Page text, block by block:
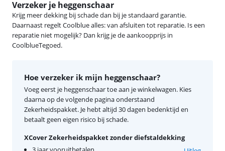
Verzeker je heggenschaar
Krijg meer dekking bij schade dan bij je standaard garantie.
Daarnaast regelt Coolblue alles: van afsluiten tot reparatie. Is een
reparatie niet mogelijk? Dan krijg je de aankoopprijs in
CoolblueTegoed.
Hoe verzeker ik mijn heggenschaar?
Voeg eerst je heggenschaar toe aan je winkelwagen. Kies
daarna op de volgende pagina onderstaand
Zekerheidspakket. Je hebt altijd 30 dagen bedenktijd en
betaalt geen eigen risico bij schade.
XCover Zekerheidspakket zonder diefstaldekking